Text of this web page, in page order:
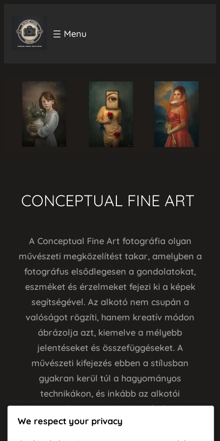
CONCEPTUAL FINE ART
A Conceptual Fine Art fotográfia olyan
művészeti megközelítést takar, amelyben a
fotográfus elsődlegesen a gondolatokat,
eszméket és érzelmeket fejezi ki a képek
segítségével. Az alkotó nem csupán a
valóságot rögzíti, hanem kreatív módon
ábrázolja azt, kiemelve a mélyebb
jelentéseket és összefüggéseket. A
művészeti kifejezés ebben a stílusban
gyakran kerül túl a hagyományos
technikákon, és inkább az alkotói
koncepciókra, gondolatokra és érzelmi
tartalmakra összpontosít.
We respect your privacy